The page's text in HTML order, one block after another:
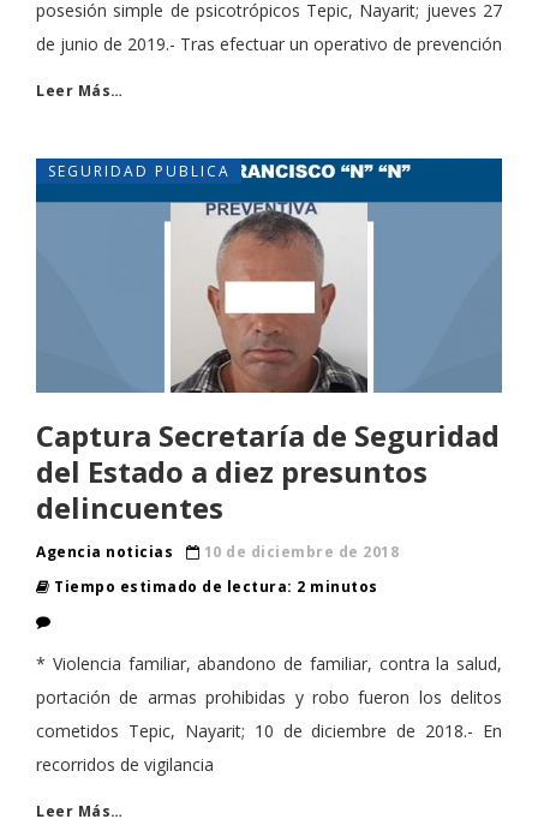
posesión simple de psicotrópicos Tepic, Nayarit; jueves 27
de junio de 2019.- Tras efectuar un operativo de prevención
Leer Más…
SEGURIDAD PUBLICA
Captura Secretaría de Seguridad
del Estado a diez presuntos
delincuentes
Agencia noticias
10 de diciembre de 2018
Tiempo estimado de lectura: 2 minutos
* Violencia familiar, abandono de familiar, contra la salud,
portación de armas prohibidas y robo fueron los delitos
cometidos Tepic, Nayarit; 10 de diciembre de 2018.- En
recorridos de vigilancia
Leer Más…